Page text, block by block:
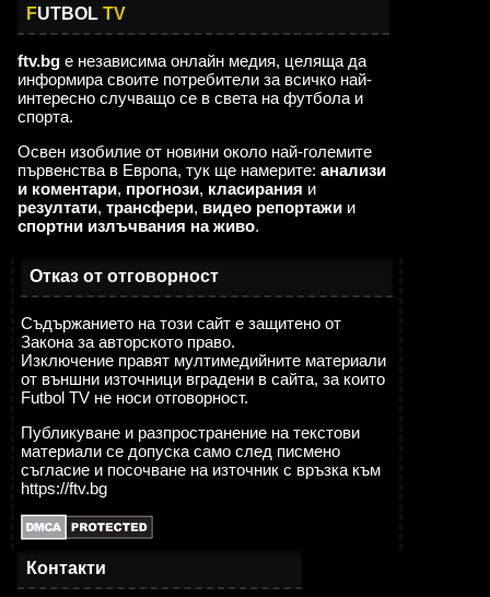
FUTBOL TV
ftv.bg е независима онлайн медия, целяща да
информира своите потребители за всичко най-
интересно случващо се в света на футбола и
спорта.
Освен изобилие от новини около най-големите
първенства в Европа, тук ще намерите: анализи
и коментари, прогнози, класирания и
резултати, трансфери, видео репортажи и
спортни излъчвания на живо.
Отказ от отговорност
Съдържанието на този сайт е защитено от
Закона за авторското право.
Изключение правят мултимедийните материали
от външни източници вградени в сайта, за които
Futbol TV не носи отговорност.
Публикуване и разпространение на текстови
материали се допуска само след писмено
съгласие и посочване на източник с връзка към
https://ftv.bg
Контакти